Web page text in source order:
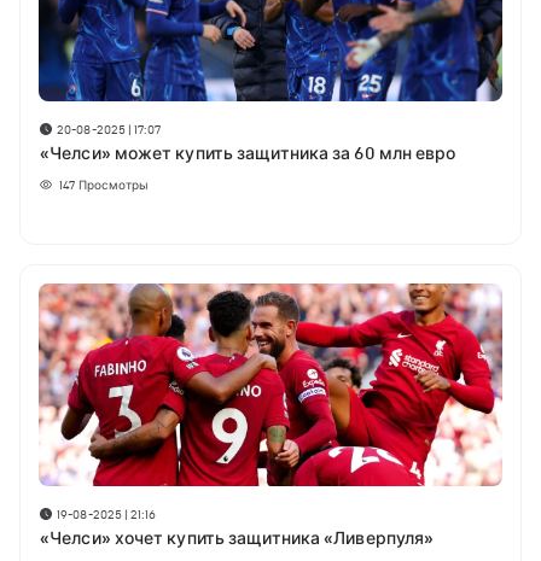
20-08-2025 | 17:07
«Челси» может купить защитника за 60 млн евро
147 Просмотры
19-08-2025 | 21:16
«Челси» хочет купить защитника «Ливерпуля»